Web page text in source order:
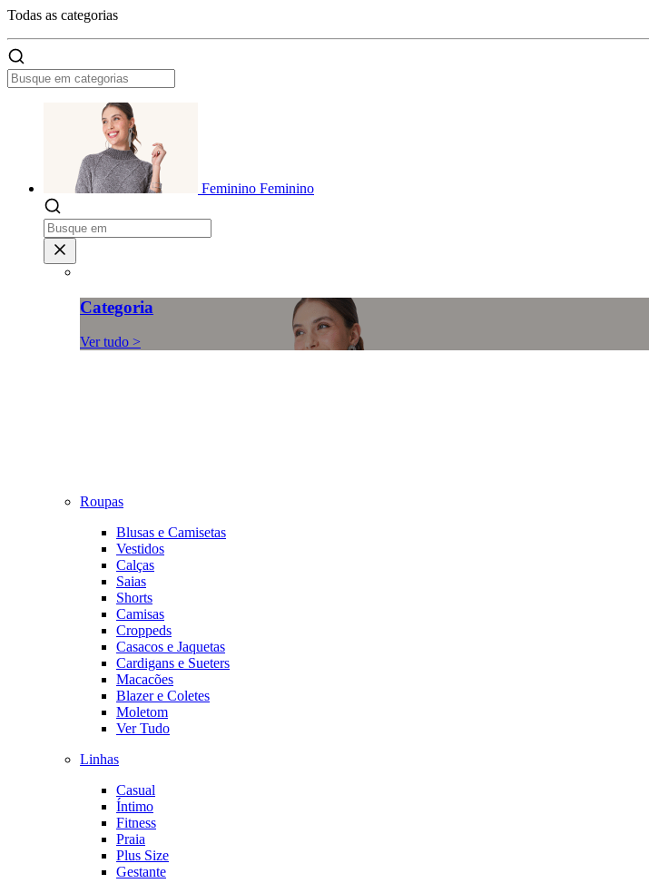
Todas as categorias
Feminino Feminino
Categoria
Ver tudo >
Roupas
Blusas e Camisetas
Vestidos
Calças
Saias
Shorts
Camisas
Croppeds
Casacos e Jaquetas
Cardigans e Sueters
Macacões
Blazer e Coletes
Moletom
Ver Tudo
Linhas
Casual
Íntimo
Fitness
Praia
Plus Size
Gestante